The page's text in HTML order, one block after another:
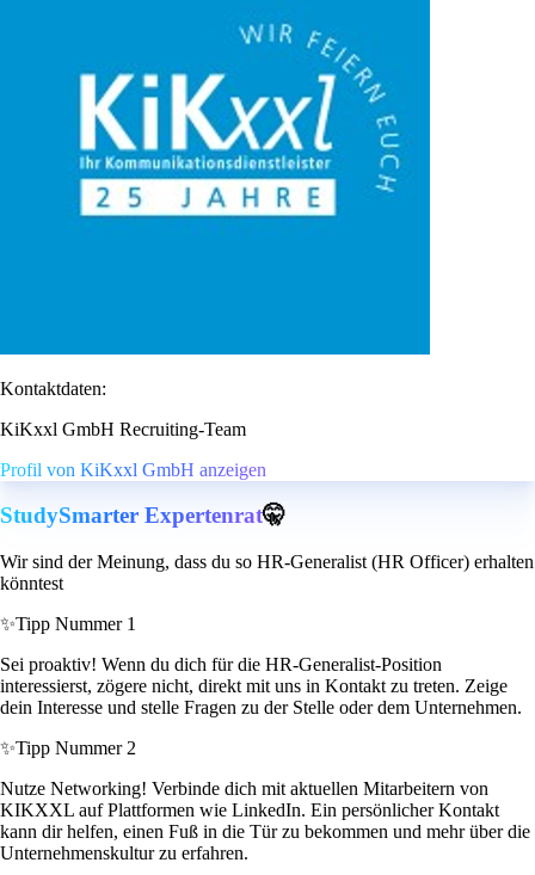
Kontaktdaten:
KiKxxl GmbH Recruiting-Team
Profil von KiKxxl GmbH anzeigen
StudySmarter Expertenrat🤫
Wir sind der Meinung, dass du so HR-Generalist (HR Officer) erhalten
könntest
✨Tipp Nummer 1
Sei proaktiv! Wenn du dich für die HR-Generalist-Position
interessierst, zögere nicht, direkt mit uns in Kontakt zu treten. Zeige
dein Interesse und stelle Fragen zu der Stelle oder dem Unternehmen.
✨Tipp Nummer 2
Nutze Networking! Verbinde dich mit aktuellen Mitarbeitern von
KIKXXL auf Plattformen wie LinkedIn. Ein persönlicher Kontakt
kann dir helfen, einen Fuß in die Tür zu bekommen und mehr über die
Unternehmenskultur zu erfahren.